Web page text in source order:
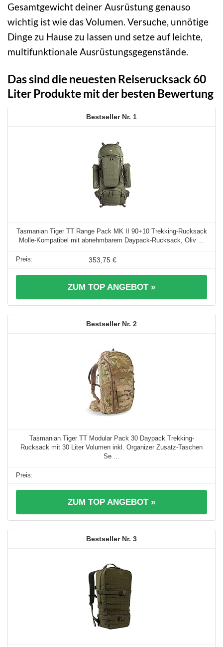
Gesamtgewicht deiner Ausrüstung genauso
wichtig ist wie das Volumen. Versuche, unnötige
Dinge zu Hause zu lassen und setze auf leichte,
multifunktionale Ausrüstungsgegenstände.
Das sind die neuesten Reiserucksack 60
Liter Produkte mit der besten Bewertung
1
Tasmanian Tiger TT Range Pack MK II 90+10 Trekking-Rucksack
Molle-Kompatibel mit abnehmbarem Daypack-Rucksack, Oliv ...
353,75 €
ZUM TOP ANGEBOT »
2
Tasmanian Tiger TT Modular Pack 30 Daypack Trekking-
Rucksack mit 30 Liter Volumen inkl. Organizer Zusatz-Taschen
Se ...
ZUM TOP ANGEBOT »
3